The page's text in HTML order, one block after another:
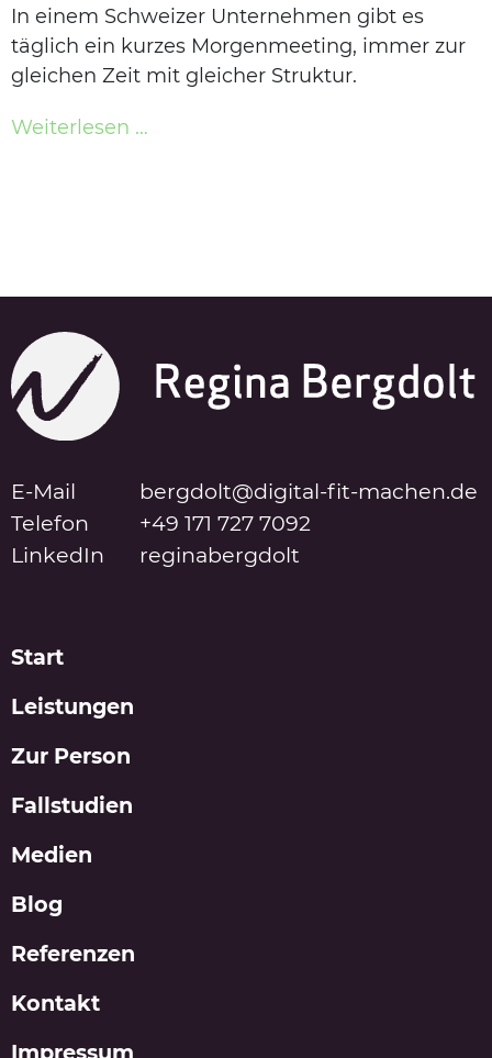
In einem Schweizer Unternehmen gibt es
täglich ein kurzes Morgenmeeting, immer zur
gleichen Zeit mit gleicher Struktur.
Weiterlesen …
E-Mail
bergdolt@digital-fit-machen.de
Telefon
+49 171 727 7092
LinkedIn
reginabergdolt
Start
Leistungen
Zur Person
Fallstudien
Medien
Blog
Referenzen
Kontakt
Impressum